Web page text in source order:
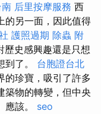
后里按摩服務 西
的另一面，因此值得
護照過期 除蟲 附
歷史感興趣還是只想
到了。 台胞證台北
的珍寶，吸引了許多
築物的轉變，但中央
應該。 seo